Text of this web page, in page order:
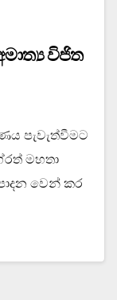
විජිත
පැවැත්වීමට
මහතා
වෙන් කර